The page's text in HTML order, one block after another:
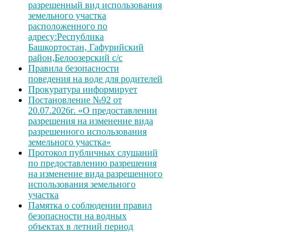
разрешенный вид использования
земельного участка
расположенного по
адресу:Республика
Башкортостан, Гафурийский
район,Белоозерский с/с
Правила безопасности
поведения на воде для родителей
Прокуратура информирует
Постановление №92 от
20.07.2026г. «О предоставлении
разрешения на изменение вида
разрешенного использования
земельного участка»
Протокол публичных слушаний
по предоставлению разрешения
на изменение вида разрешенного
использования земельного
участка
Памятка о соблюдении правил
безопасности на водных
объектах в летний период